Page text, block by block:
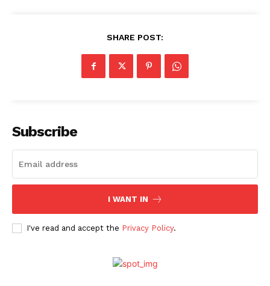
SHARE POST:
Subscribe
I WANT IN
I've read and accept the Privacy Policy.